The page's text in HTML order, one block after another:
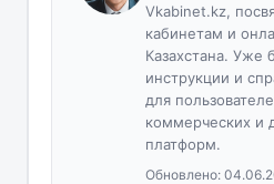
Vkabinet.kz,
кабинетам и
Казахстана. Уже
инструкции и
для
коммерческих и
платформ.
Обновлено: